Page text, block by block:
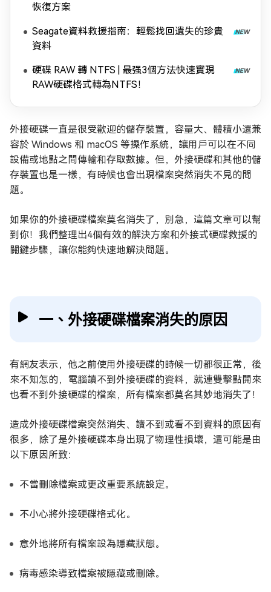
恢復方案
Seagate資料救援指南：輕鬆找回遺失的珍貴
資料
硬碟 RAW 轉 NTFS | 最强3個方法快速實現
RAW硬碟格式轉為NTFS！
外接硬碟一直是很受歡迎的儲存裝置，容量大、體積小還兼
容於 Windows 和 macOS 等操作系統，讓用戶可以在不同
設備或地點之間傳輸和存取數據。但，外接硬碟和其他的儲
存裝置也是一樣，有時候也會出現檔案突然消失不見的問
題。
如果你的外接硬碟檔案莫名消失了，別急，這篇文章可以幫
到你！我們整理出4個有效的解決方案和外接式硬碟救援的
關鍵步驟，讓你能夠快速地解決問題。
一、外接硬碟檔案消失的原因
有網友表示，他之前使用外接硬碟的時候一切都很正常，後
來不知怎的，電腦讀不到外接硬碟的資料，就連雙擊點開來
也看不到外接硬碟的檔案，所有檔案都莫名其妙地消失了！
造成外接硬碟檔案突然消失、讀不到或看不到資料的原因有
很多，除了是外接硬碟本身出現了物理性損壞，還可能是由
以下原因所致：
不當刪除檔案或更改重要系統設定。
不小心將外接硬碟格式化。
意外地將所有檔案設為隱藏狀態。
病毒感染導致檔案被隱藏或刪除。